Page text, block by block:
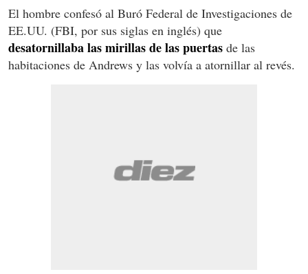
El hombre confesó al Buró Federal de Investigaciones de
EE.UU. (FBI, por sus siglas en inglés) que
desatornillaba las mirillas de las puertas de las
habitaciones de Andrews y las volvía a atornillar al revés.